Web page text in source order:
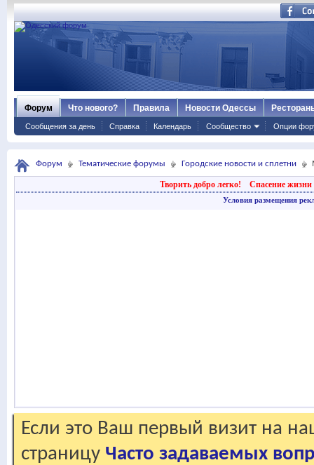
Форум
Сообщения за день Справка Календарь Сообщество Опции
Что нового? Правила Новости Одессы
Форум Тематические форумы Городские новости и сплетни
Творить добро легко! Спасение жизни
Условия размещения
Если это Ваш первый визит на
страницу Часто задаваемых